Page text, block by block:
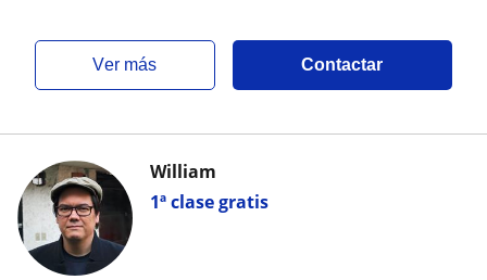
ver más Contactar
1ª clase gratis
William